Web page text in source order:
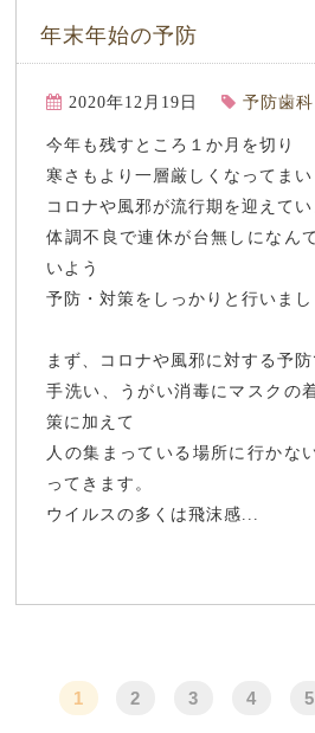
年末年始の予防
2020年12月19日 予防歯
今年も残すところ１か月を切り
寒さもより一層厳しくなってまい
コロナや風邪が流行期を迎えてい
体調不良で連休が台無しになん
いよう
予防・対策をしっかりと行いまし
まず、コロナや風邪に対する予
手洗い、うがい消毒にマスクの
策に加えて
人の集まっている場所に行かな
ってきます。
ウイルスの多くは飛沫感...
1 2 3 4 5